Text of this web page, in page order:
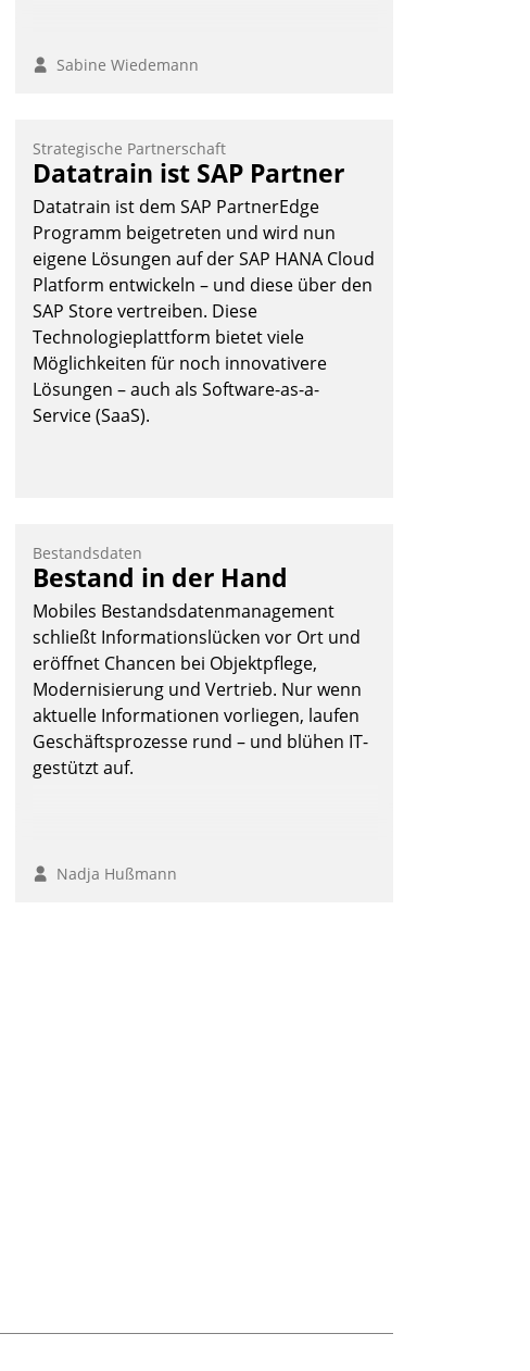
Sabine Wiedemann
Strategische Partnerschaft
Datatrain ist SAP Partner
Datatrain ist dem SAP PartnerEdge
Programm beigetreten und wird nun
eigene Lösungen auf der SAP HANA Cloud
Platform entwickeln – und diese über den
SAP Store vertreiben. Diese
Technologieplattform bietet viele
Möglichkeiten für noch innovativere
Lösungen – auch als Software-as-a-
Service (SaaS).
Bestandsdaten
Bestand in der Hand
Mobiles Bestandsdatenmanagement
schließt Informationslücken vor Ort und
eröffnet Chancen bei Objektpflege,
Modernisierung und Vertrieb. Nur wenn
aktuelle Informationen vorliegen, laufen
Geschäftsprozesse rund – und blühen IT-
gestützt auf.
Nadja Hußmann